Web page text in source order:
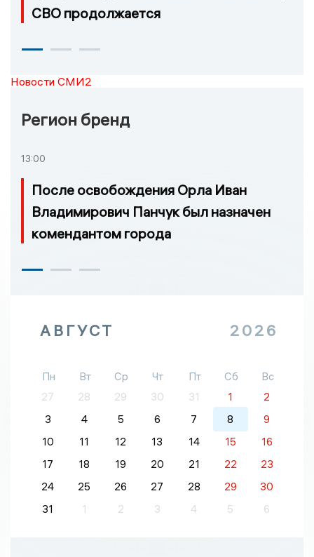
СВО продолжается
Новости СМИ2
Регион бренд
13:00
После освобождения Орла Иван
Владимирович Панчук был назначен
комендантом города
АВГУСТ 2026
Пн Вт Ср Чт Пт Сб
Вс
27
28 29 30 31 1
2
3
4 5 6 7 8
9
10
11 12 13 14 15
16
17
18 19 20 21 22
23
24
25 26 27 28 29
30
31
1 2 3 4 5 6